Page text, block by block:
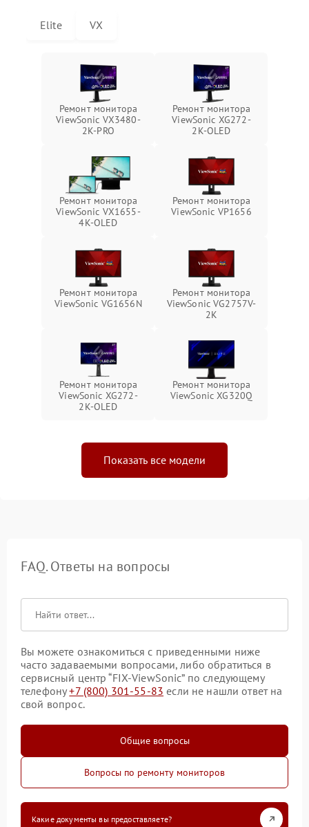
Elite VX
Ремонт монитора
ViewSonic VX3480-
2K-PRO
Ремонт монитора
ViewSonic XG272-
2K-OLED
Ремонт монитора
ViewSonic VX1655-
4K-OLED
Ремонт монитора
ViewSonic VP1656
Ремонт монитора
ViewSonic VG1656N
Ремонт монитора
ViewSonic VG2757V-
2K
Ремонт монитора
ViewSonic XG272-
2K-OLED
Ремонт монитора
ViewSonic XG320Q
Показать все модели
FAQ. Ответы на вопросы
Вы можете ознакомиться с приведенными ниже
часто задаваемыми вопросами, либо обратиться в
сервисный центр “FIX-ViewSonic” по следующему
телефону+7 (800) 301-55-83 если не нашли ответ на
свой вопрос.
Общие вопросы
Вопросы по ремонту мониторов
Какие документы вы предоставляете?